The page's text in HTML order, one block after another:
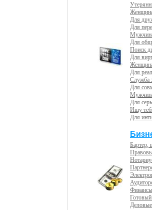
Для
Для
Для
Поиск
Для
Для
Служба
Для
Для
Ищу
Для
Бартер,
Готовый